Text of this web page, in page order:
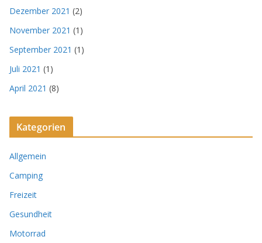
Dezember 2021 (2)
November 2021 (1)
September 2021 (1)
Juli 2021 (1)
April 2021 (8)
Kategorien
Allgemein
Camping
Freizeit
Gesundheit
Motorrad